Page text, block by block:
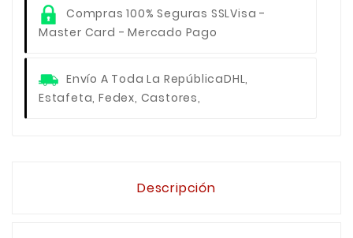
Compras 100% Seguras SSLVisa -
Master Card - Mercado Pago
Envío A Toda La RepúblicaDHL,
Estafeta, Fedex, Castores,
Descripción